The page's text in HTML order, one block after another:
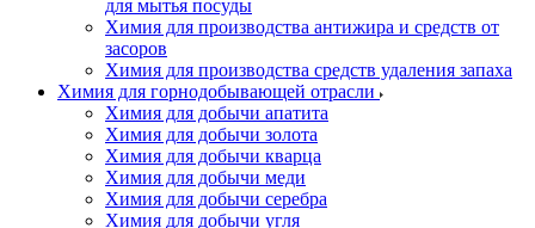
для мытья посуды
Химия для производства антижира и средств от
засоров
Химия для производства средств удаления запаха
Химия для горнодобывающей отрасли
Химия для добычи апатита
Химия для добычи золота
Химия для добычи кварца
Химия для добычи меди
Химия для добычи серебра
Химия для добычи угля